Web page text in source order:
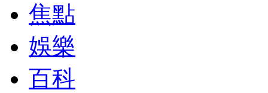
焦點
娛樂
百科